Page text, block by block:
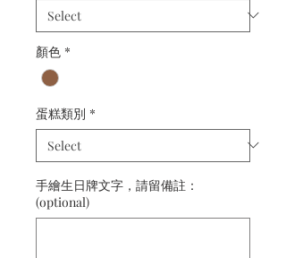
顏色 *
蛋糕類別 *
手繪生日牌文字，請留備註：
(optional)